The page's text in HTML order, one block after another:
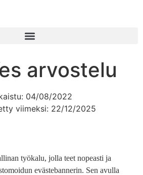
arvostelu
04/08/2022
viimeksi: 22/12/2025
työkalu, jolla teet nopeasti ja
evästebannerin. Sen avulla